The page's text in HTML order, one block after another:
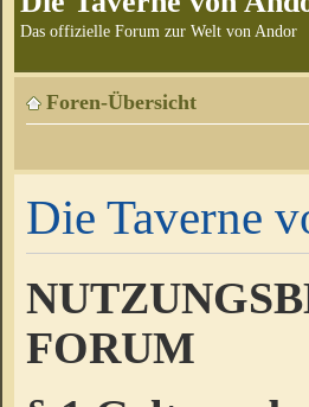
Das offizielle Forum zur Welt von Andor
Foren-Übersicht
Die Taverne
FORUM